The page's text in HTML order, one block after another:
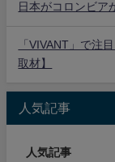
日本がコロンビア
「VIVANT」で注
取材】
人気記事
人気記事